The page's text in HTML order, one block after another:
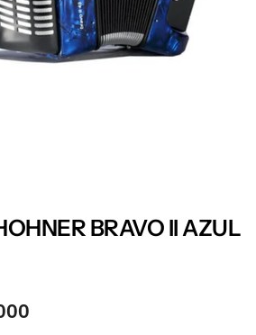
BRAVO II AZUL